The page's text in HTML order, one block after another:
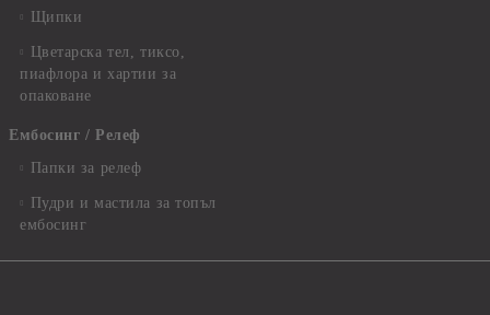
Щипки
Цветарска тел, тиксо,
пиафлора и хартии за
опаковане
Ембосинг / Релеф
Папки за релеф
Пудри и мастила за топъл
ембосинг